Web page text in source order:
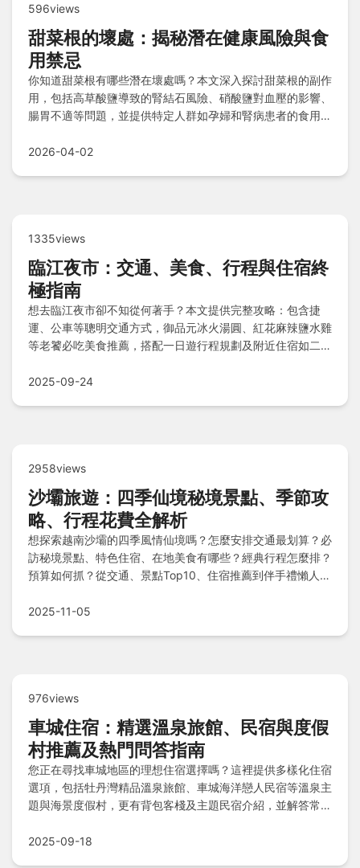
596views
甜菜根的壞處：揭秘潛在健康風險與食
用禁忌
你知道甜菜根有哪些潛在壞處嗎？本文深入探討甜菜根的副作
用，包括高草酸鹽導致的腎結石風險、硝酸鹽對血壓的影響、
腸胃不適等問題，並提供特定人群如孕婦和腎病患者的食用建
2026-04-02
1335views
臨江夜市：交通、美食、行程與住宿終
極指南
想去臨江夜市卻不知從何著手？本文提供完整攻略：包含捷
運、公車等聰明交通方式，御品元冰火湯圓、紅花麻辣鹽水雞
等老饕必吃美食推薦，搭配一日遊行程規劃及附近住宿如二十
味！
2025-09-24
2958views
沙壩旅遊：四季仙境秘境景點、季節攻
略、行程花費全解析
想探索越南沙壩的四季風情仙境嗎？怎麼安排交通最划算？必
訪秘境景點、特色住宿、在地美食有哪些？經典行程怎麼排？
預算如何抓？從交通、景點Top10、住宿推薦到伴手禮懶人
2025-11-05
976views
車城住宿：精選溫泉旅館、民宿與度假
村推薦及熱門問答指南
您正在尋找車城地區的理想住宿選擇嗎？這裡提供多樣化住宿
選項，包括牡丹灣精品溫泉旅館、車城海洋戀人民宿等溫泉主
題與海景度假村，更有背包客棧及主題民宿介紹，並解答常見
2025-09-18